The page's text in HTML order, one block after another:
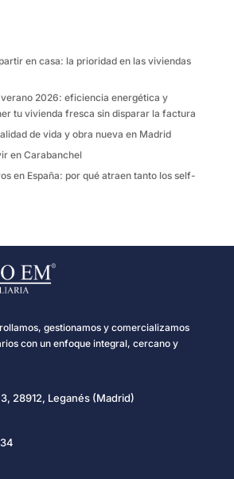
i
en casa: la prioridad en las viviendas
2026: eficiencia energética y
tu vivienda fresca sin disparar la factura
de vida y obra nueva en Madrid
en Carabanchel
en España: por qué atraen tanto los self-
gestionamos y comercializamos
con un enfoque integral, cercano y
28912, Leganés (Madrid)